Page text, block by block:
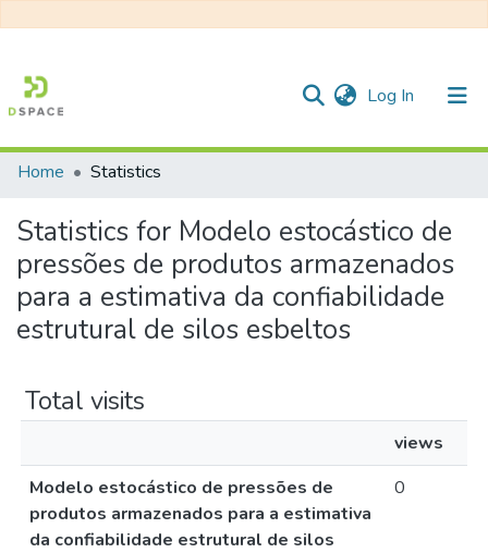
Log In (current)
All of DSpace
Home Statistics
Statistics for Modelo estocástico de
pressões de produtos armazenados
para a estimativa da confiabilidade
estrutural de silos esbeltos
Total visits
views
Modelo estocástico de pressões de
produtos armazenados para a estimativa
da confiabilidade estrutural de silos
0